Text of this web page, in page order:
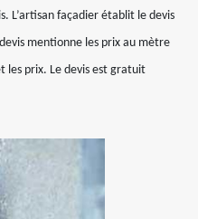
L’artisan façadier établit le devis
mentionne les prix au mètre
les prix. Le devis est gratuit